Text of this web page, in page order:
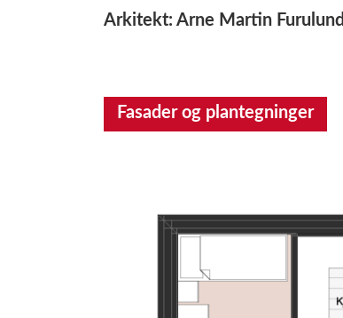
Arkitekt: Arne Martin Furulund
Fasader og plantegninger